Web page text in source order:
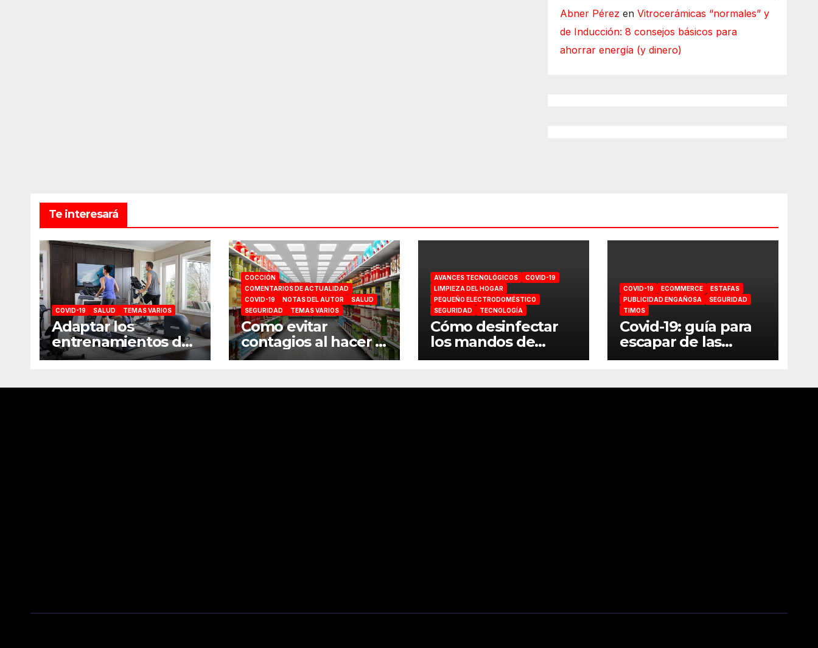
Abner Pérez enVitrocerámicas “normales” y
de Inducción: 8 consejos básicos para
ahorrar energía (y dinero)
Te interesará
COVID-19 SALUD TEMAS VARIOS
Adaptar los
entrenamientos del
gimnasio a casa
COCCIÓN
COMENTARIOS DE ACTUALIDAD
COVID-19
NOTAS DEL AUTOR
SALUD
SEGURIDAD
TEMAS VARIOS
Como evitar
contagios al hacer la
compra en el
AVANCES TECNOLÓGICOS
COVID-19
LIMPIEZA DEL HOGAR
PEQUEÑO ELECTRODOMÉSTICO
SEGURIDAD
TECNOLOGÍA
Cómo desinfectar
los mandos de
consola por el
COVID-19 ECOMMERCE
ESTAFAS
PUBLICIDAD ENGAÑOSA
SEGURIDAD
TIMOS
Covid-19: guía para
escapar de las
estafas online